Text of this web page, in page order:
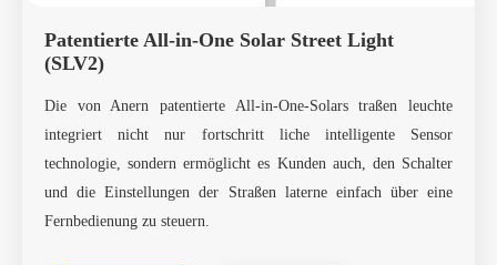
Patentierte All-in-One Solar Street Light
(SLV2)
Die von Anern patentierte All-in-One-Solars traßen leuchte
integriert nicht nur fortschritt liche intelligente Sensor
technologie, sondern ermöglicht es Kunden auch, den Schalter
und die Einstellungen der Straßen laterne einfach über eine
Fernbedienung zu steuern.